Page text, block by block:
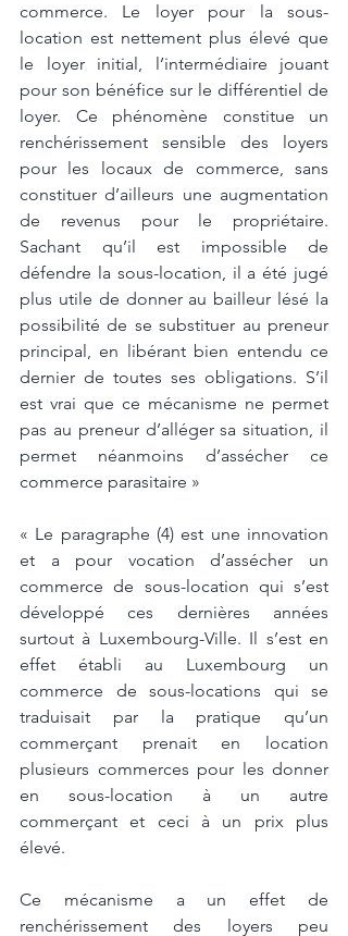
commerce. Le loyer pour la sous-
location est nettement plus élevé que
le loyer initial, l’intermédiaire jouant
pour son bénéfice sur le différentiel de
loyer. Ce phénomène constitue un
renchérissement sensible des loyers
pour les locaux de commerce, sans
constituer d’ailleurs une augmentation
de revenus pour le propriétaire.
Sachant qu’il est impossible de
défendre la sous-location, il a été jugé
plus utile de donner au bailleur lésé la
possibilité de se substituer au preneur
principal, en libérant bien entendu ce
dernier de toutes ses obligations. S’il
est vrai que ce mécanisme ne permet
pas au preneur d’alléger sa situation, il
permet néanmoins d’assécher ce
commerce parasitaire »
« Le paragraphe (4) est une innovation
et a pour vocation d’assécher un
commerce de sous-location qui s’est
développé ces dernières années
surtout à Luxembourg-Ville. Il s’est en
effet établi au Luxembourg un
commerce de sous-locations qui se
traduisait par la pratique qu’un
commerçant prenait en location
plusieurs commerces pour les donner
en sous-location à un autre
commerçant et ceci à un prix plus
élevé.
Ce mécanisme a un effet de
renchérissement des loyers peu